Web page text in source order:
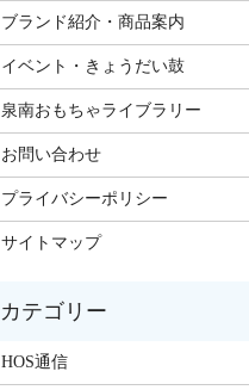
ブランド紹介・商品案内
イベント・きょうだい鼓
泉南おもちゃライブラリー
お問い合わせ
プライバシーポリシー
サイトマップ
HOS通信